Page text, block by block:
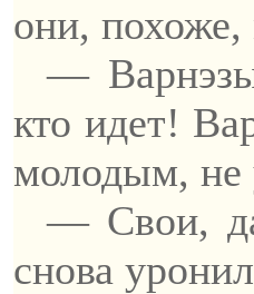
они,
—
кто идет!
молодым, не
— Свои,
снова